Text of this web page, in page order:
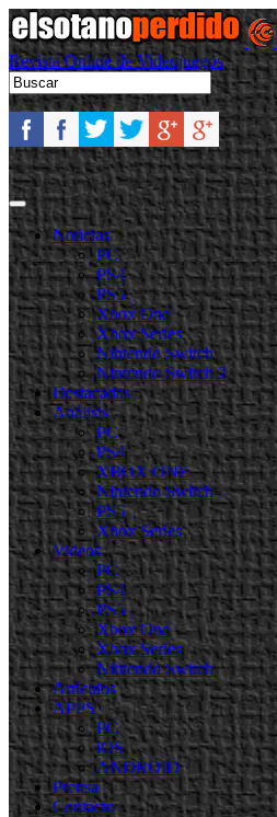
Revista Online de Videojuegos
Noticias
PC
PS4
PS5
Xbox One
Xbox Series
Nintendo Switch
Nintendo Switch 2
Destacadas
Análisis
PC
PS4
XBOX ONE
Nintendo Switch
PS5
Xbox Series
Videos
PC
PS4
PS5
Xbox One
Xbox Series
Nintendo Switch
Artículos
APPS
PC
iOS
ANDROID
Prensa
Contacto